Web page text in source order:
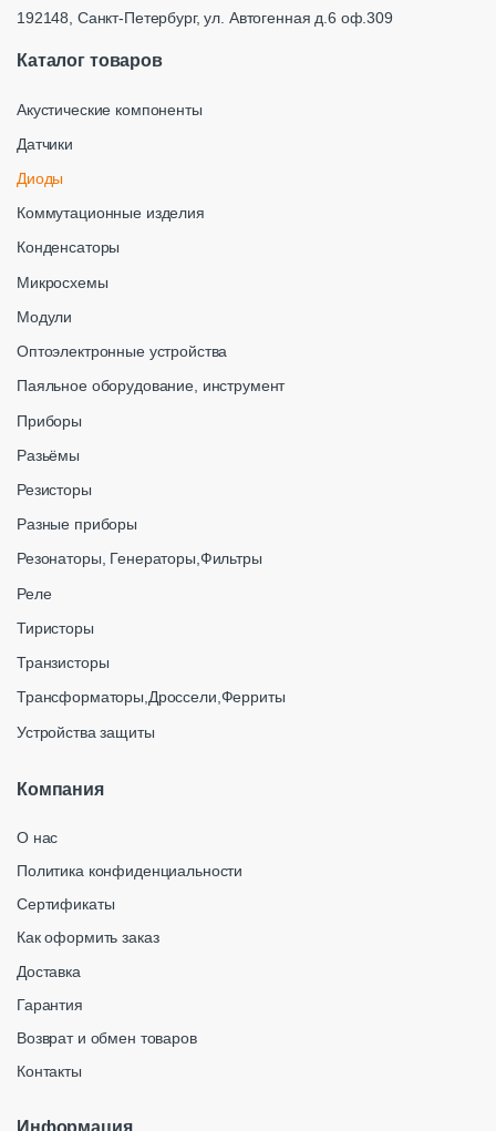
192148, Санкт-Петербург, ул. Автогенная д.6 оф.309
Каталог товаров
Акустические компоненты
Датчики
Диоды
Коммутационные изделия
Конденсаторы
Микросхемы
Модули
Оптоэлектронные устройства
Паяльное оборудование, инструмент
Приборы
Разьёмы
Резисторы
Разные приборы
Резонаторы, Генераторы,Фильтры
Реле
Тиристоры
Транзисторы
Трансформаторы,Дроссели,Ферриты
Устройства защиты
Компания
О нас
Политика конфиденциальности
Сертификаты
Как оформить заказ
Доставка
Гарантия
Возврат и обмен товаров
Контакты